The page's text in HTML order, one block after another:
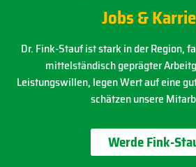
Jobs &
Dr. Fink-Stauf ist stark in der Region,
mittelständisch geprägter
Leistungswillen, legen Wert auf eine
schätzen unsere
Werde Fink-